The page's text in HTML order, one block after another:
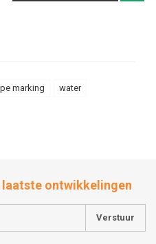
marking water
ontwikkelingen
Verstuur